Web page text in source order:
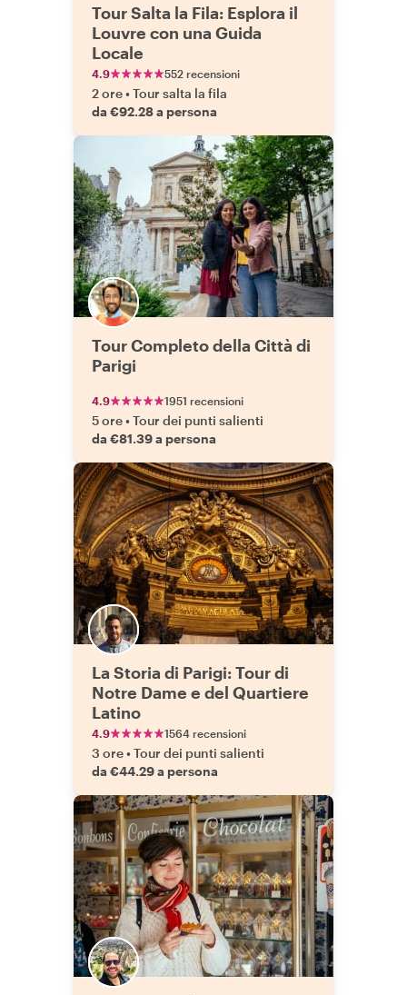
Tour Salta la Fila: Esplora il
Louvre con una Guida
Locale
4.9 552 recensioni
2 ore•Tour salta la fila
da €92.28 a persona
Tour Completo della Città di
Parigi
4.9 1951 recensioni
5 ore•Tour dei punti salienti
da €81.39 a persona
La Storia di Parigi: Tour di
Notre Dame e del Quartiere
Latino
4.9 1564 recensioni
3 ore•Tour dei punti salienti
da €44.29 a persona